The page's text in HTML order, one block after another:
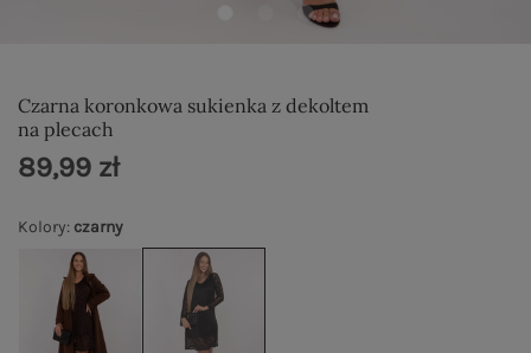
Czarna koronkowa sukienka z dekoltem
na plecach
Kolory: czarny
89,99 zł